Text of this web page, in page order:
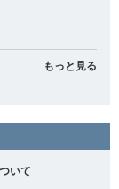
もっと見る
いて